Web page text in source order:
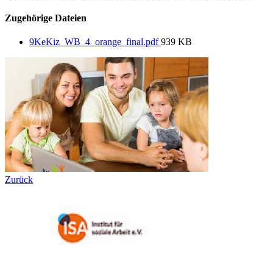
Zugehörige Dateien
9KeKiz_WB_4_orange_final.pdf939 KB
Zurück